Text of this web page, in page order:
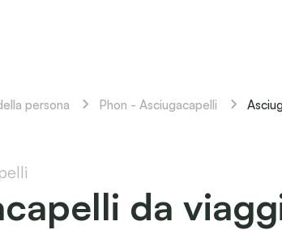
persona Phon - Asciugacapelli
da